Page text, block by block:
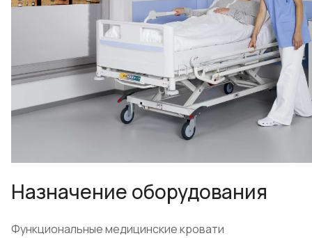
Назначение оборудования
Функциональные медицинские кровати